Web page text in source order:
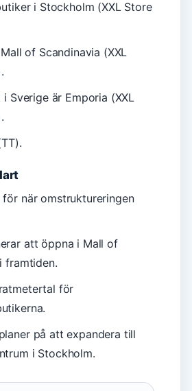
i Stockholm (XXL Store
of Scandinavia (XXL
Sverige är Emporia (XXL
när omstruktureringen
att öppna i Mall of
framtiden.
för
på att expandera till
i Stockholm.